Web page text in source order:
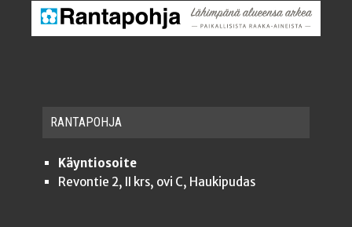
RAN­TA­POH­JA
Käyntiosoite
Revontie 2, II krs, ovi C, Haukipudas